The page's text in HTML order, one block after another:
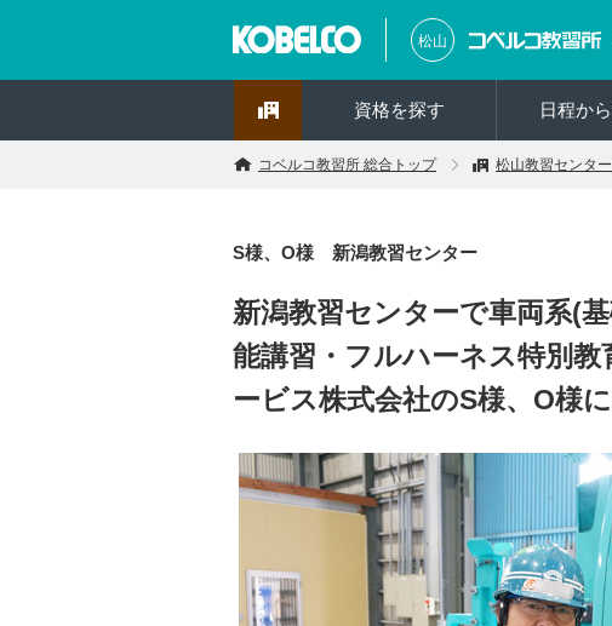
松山
資格を探す 日程か
コベルコ教習所 総合トップ 松山教習センタ
S様、O様 新潟教習センター
新潟教習センターで車両系(
能講習・フルハーネス特別
ービス株式会社のS様、O様